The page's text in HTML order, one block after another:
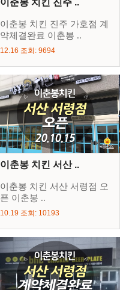
이춘봉 치킨 진주 ..
이춘봉 치킨 진주 가호점 계
약체결완료 이춘봉 ..
12.16 조회: 9694
이춘봉 치킨 서산 ..
이춘봉 치킨 서산 서령점 오
픈 이춘봉 ..
10.19 조회: 10193